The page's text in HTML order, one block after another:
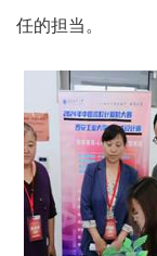
任的担当。